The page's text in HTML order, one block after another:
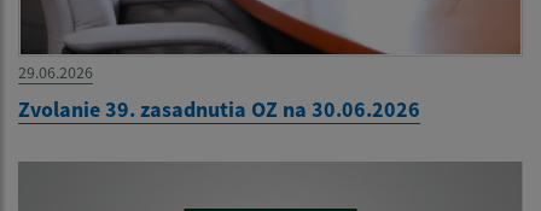
29.06.2026
Zvolanie 39. zasadnutia OZ na 30.06.2026